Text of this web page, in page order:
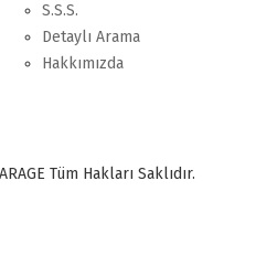
S.S.S.
Detaylı Arama
Hakkımızda
Tüm Hakları Saklıdır.